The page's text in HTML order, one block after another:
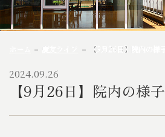
【9月26日】院内の様子
2024.09.26
【9月26日】院内の様子